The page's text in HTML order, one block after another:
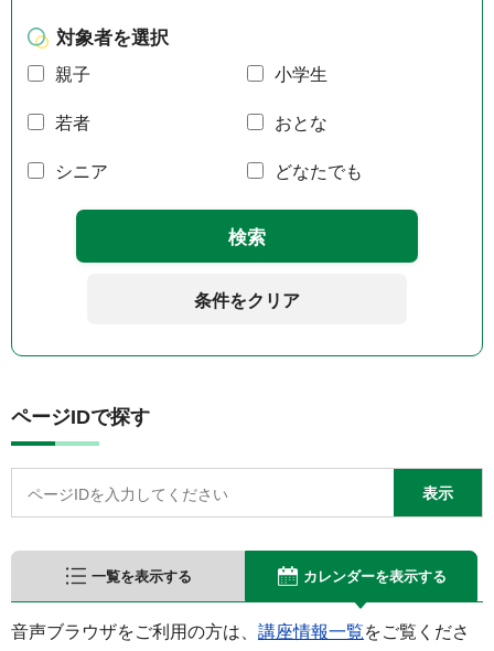
対象者を選択
親子 小学生
若者 おとな
シニア どなたでも
条件をクリア
ページIDで探す
一覧を表示する カレンダーを表示する
音声ブラウザをご利用の方は、 講座情報一覧をご覧くださ